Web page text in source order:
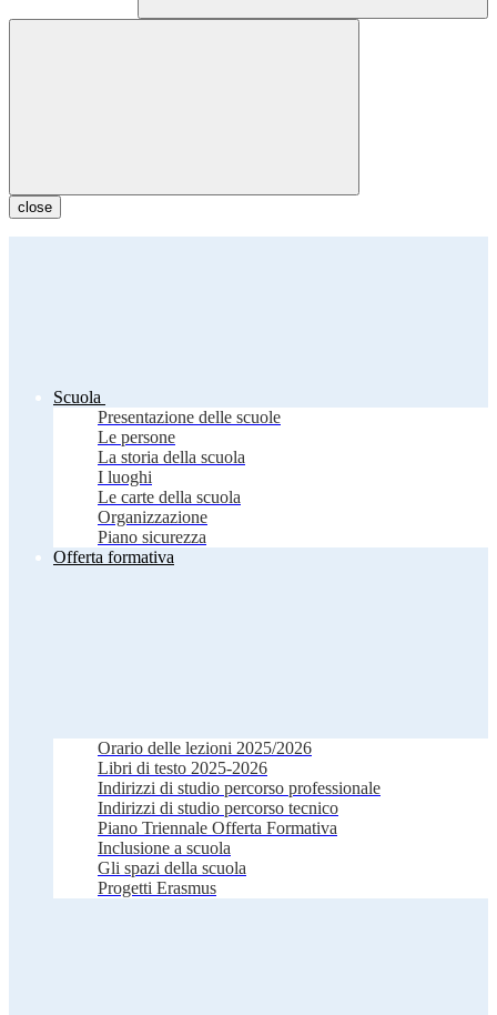
close
Scuola
Presentazione delle scuole
Le persone
La storia della scuola
I luoghi
Le carte della scuola
Organizzazione
Piano sicurezza
Offerta formativa
Orario delle lezioni 2025/2026
Libri di testo 2025-2026
Indirizzi di studio percorso professionale
Indirizzi di studio percorso tecnico
Piano Triennale Offerta Formativa
Inclusione a scuola
Gli spazi della scuola
Progetti Erasmus